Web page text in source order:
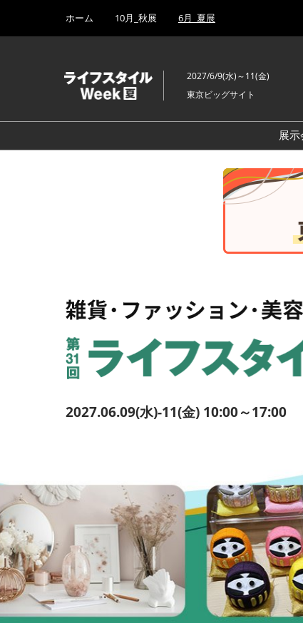
キ
し
to
ホーム 10月_秋展 6月_夏展
2027/6/9(水)～11(金)
東京ビッグサイト
展
2027.06.09(水)-11(金) 10:00～